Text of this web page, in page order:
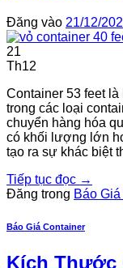
Đăng vào 21/12/
21
Th12
Container 53 feet
trong các loại
chuyển hàng hóa
có khối lượng lớn
tạo ra sự khác biệt
Tiếp tục đọc →
Đăng trong Báo
Báo Giá Container
Kích Thước